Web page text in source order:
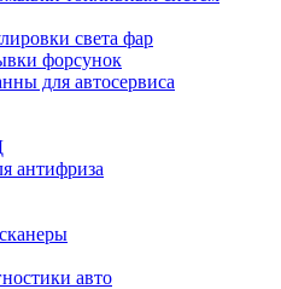
света фар
форсунок
для автосервиса
антифриза
авто